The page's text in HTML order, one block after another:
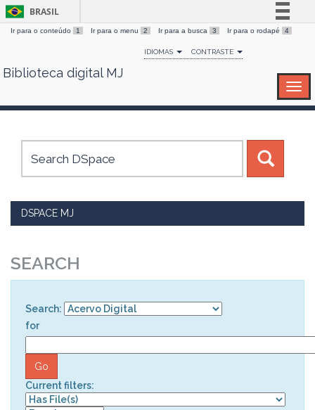
Skip
BRASIL
Simplifique!
Comunica BR
Canais
Ir para o conteúdo 1 Ir para o menu 2 Ir para a busca 3 Ir para o rodapé 4
IDIOMAS CONTRASTE
Biblioteca digital MJ
DSPACE MJ
SEARCH
Search:
for
Current filters: